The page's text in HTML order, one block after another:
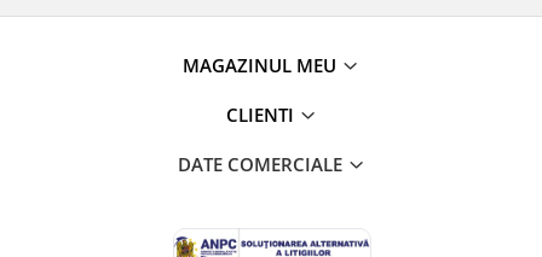
MAGAZINUL MEU
CLIENTI
DATE COMERCIALE